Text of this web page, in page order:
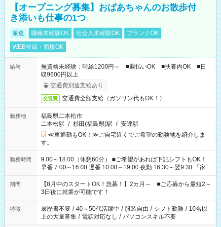
【オープニング募集】おばあちゃんのお散歩付
き添いも仕事の1つ
派遣 職種未経験OK 社会人未経験OK
ブランクOK
WEB登録・面接OK
給与
無資格未経験：時給1200円～ ■週払いOK ■扶養内OK ■日
収9600円以上
交通費別途支給あり
交通費 交通費全額支給（ガソリン代もOK！）
勤務地
福島県二本松市
二本松駅 / 杉田(福島県)駅 / 安達駅
≪車通勤もOK！≫ご自宅近くでご希望の勤務地を紹介しま
す。
勤務時間
9:00～18:00（休憩60分） ■ご希望があれば下記シフトもOK！
早番 7:00～16:00 遅番 10:00～19:00 夜勤 16:30～翌9:30 「家族
と休みを合わせたい」 「余裕を持って夕飯の準備がしたい」
「できれば残業はしたくない」 など、ご希望を教えてください
ね。 ※Wワーク希望の方へ 今ご覧のお仕事で希望する勤務時間
と、もう1つのお仕事の勤務時間。 合計で週40時間を超える場
合は応募できません。
期間
【8月中のスタートOK！急募！】2カ月～ ■ご応募から最短2～
3日後に就業が可能です！
特徴 履歴書不要 / 40～50代活躍中 / 服装自由 / シフト勤務 / 10名以
上の大量募集 / 電話対応なし / パソコンスキル不要